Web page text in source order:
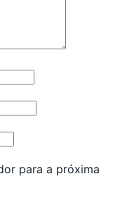
para a próxima